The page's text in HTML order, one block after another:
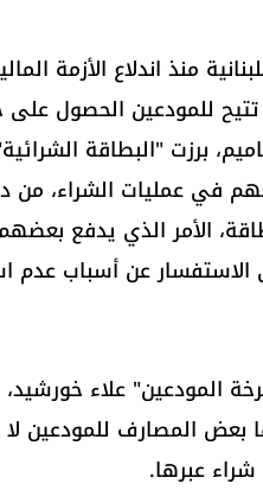
منذ اندلاع الأزمة
للمودعين الحصول
برزت "البطاقة
في عمليات الشراء، من
الأمر الذي يدفع
الاستفسار عن أسباب عدم
علاء خورشيد،
بعض المصارف للمودعين
عبرها.